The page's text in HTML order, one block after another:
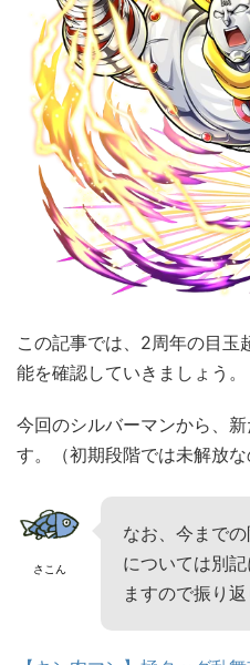
この記事では、2周年の目玉
能を確認していきましょう。
今回のシルバーマンから、新
す。（初期段階では未解放な
さこん
なお、今まで
については別
ますので振り返